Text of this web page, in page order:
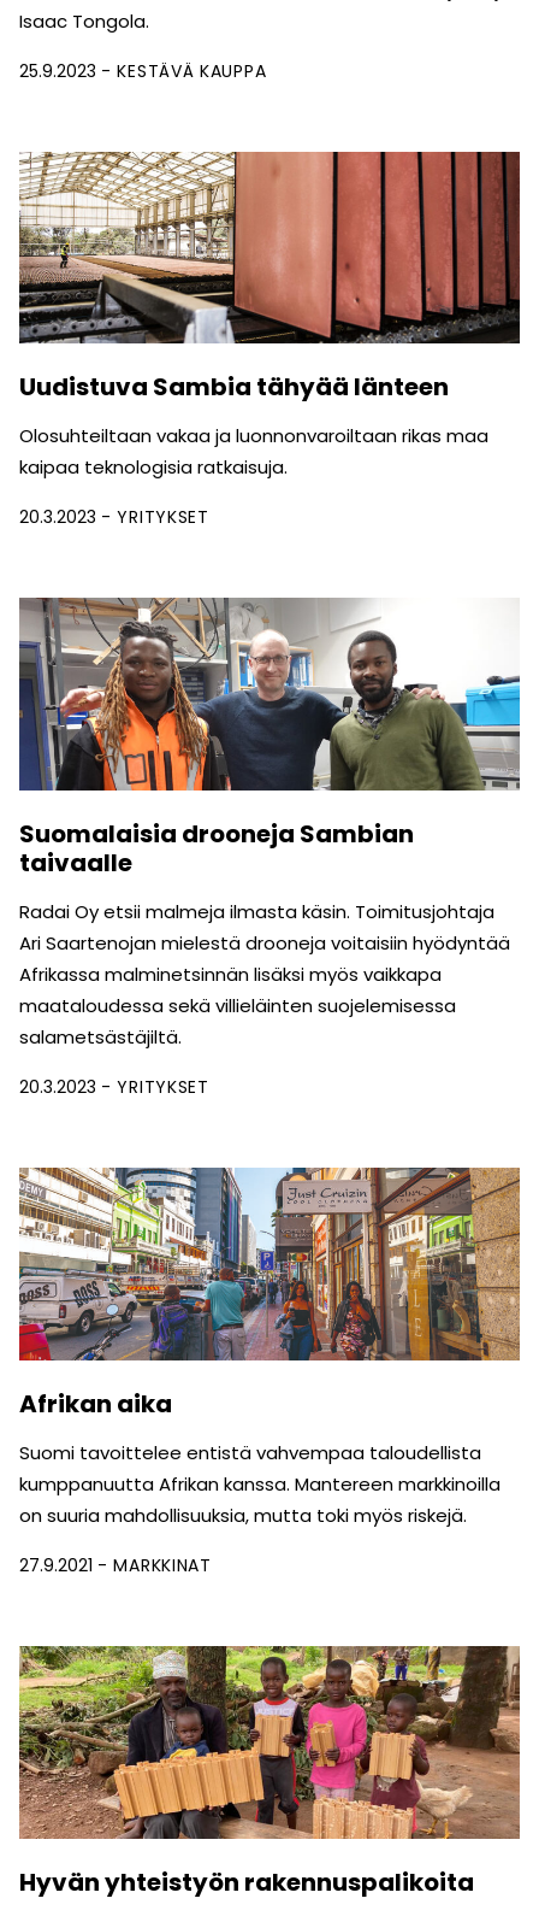
Isaac Tongola.
25.9.2023 KESTÄVÄ KAUPPA
Uudistuva Sambia tähyää länteen
Olosuhteiltaan vakaa ja luonnonvaroiltaan rikas maa
kaipaa teknologisia ratkaisuja.
20.3.2023 YRITYKSET
Suomalaisia drooneja Sambian
taivaalle
Radai Oy etsii malmeja ilmasta käsin. Toimitusjohtaja
Ari Saartenojan mielestä drooneja voitaisiin hyödyntää
Afrikassa malminetsinnän lisäksi myös vaikkapa
maataloudessa sekä villieläinten suojelemisessa
salametsästäjiltä.
20.3.2023 YRITYKSET
Afrikan aika
Suomi tavoittelee entistä vahvempaa taloudellista
kumppanuutta Afrikan kanssa. Mantereen markkinoilla
on suuria mahdollisuuksia, mutta toki myös riskejä.
27.9.2021 MARKKINAT
Hyvän yhteistyön rakennuspalikoita